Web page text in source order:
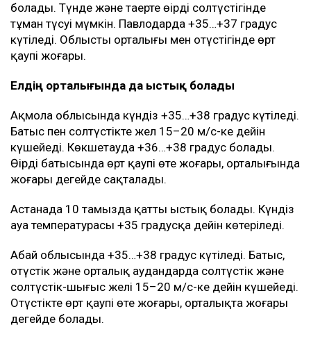
болады. Түнде және таңертең өңірдің солтүстігінде
тұман түсуі мүмкін. Павлодарда +35…+37 градус
күтіледі. Облыстың орталығы мен оңтүстігінде өрт
қаупі жоғары.
Елдің орталығында да ыстық болады
Ақмола облысында күндіз +35…+38 градус күтіледі.
Батыс пен солтүстікте жел 15–20 м/с-ке дейін
күшейеді. Көкшетауда +36…+38 градус болады.
Өңірдің батысында өрт қаупі өте жоғары, орталығында
жоғары деңгейде сақталады.
Астанада 10 тамызда қатты ыстық болады. Күндіз
ауа температурасы +35 градусқа дейін көтеріледі.
Абай облысында +35…+38 градус күтіледі. Батыс,
оңтүстік және орталық аудандарда солтүстік және
солтүстік-шығыс желі 15–20 м/с-ке дейін күшейеді.
Оңтүстікте өрт қаупі өте жоғары, орталықта жоғары
деңгейде болады.